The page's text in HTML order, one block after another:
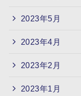
2023年5月
2023年4月
2023年2月
2023年1月